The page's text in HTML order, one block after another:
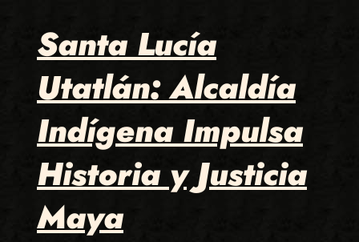
Santa Lucía
Utatlán: Alcaldía
Indígena Impulsa
Historia y Justicia
Maya